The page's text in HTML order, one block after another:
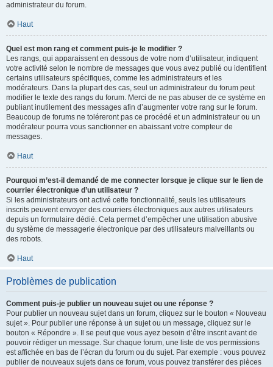
administrateur du forum.
Haut
Quel est mon rang et comment puis-je le modifier ?
Les rangs, qui apparaissent en dessous de votre nom d’utilisateur, indiquent
votre activité selon le nombre de messages que vous avez publié ou identifient
certains utilisateurs spécifiques, comme les administrateurs et les
modérateurs. Dans la plupart des cas, seul un administrateur du forum peut
modifier le texte des rangs du forum. Merci de ne pas abuser de ce système en
publiant inutilement des messages afin d’augmenter votre rang sur le forum.
Beaucoup de forums ne toléreront pas ce procédé et un administrateur ou un
modérateur pourra vous sanctionner en abaissant votre compteur de
messages.
Haut
Pourquoi m’est-il demandé de me connecter lorsque je clique sur le lien de
courrier électronique d’un utilisateur ?
Si les administrateurs ont activé cette fonctionnalité, seuls les utilisateurs
inscrits peuvent envoyer des courriers électroniques aux autres utilisateurs
depuis un formulaire dédié. Cela permet d’empêcher une utilisation abusive
du système de messagerie électronique par des utilisateurs malveillants ou
des robots.
Haut
Problèmes de publication
Comment puis-je publier un nouveau sujet ou une réponse ?
Pour publier un nouveau sujet dans un forum, cliquez sur le bouton « Nouveau
sujet ». Pour publier une réponse à un sujet ou un message, cliquez sur le
bouton « Répondre ». Il se peut que vous ayez besoin d’être inscrit avant de
pouvoir rédiger un message. Sur chaque forum, une liste de vos permissions
est affichée en bas de l’écran du forum ou du sujet. Par exemple : vous pouvez
publier de nouveaux sujets dans ce forum, vous pouvez transférer des pièces